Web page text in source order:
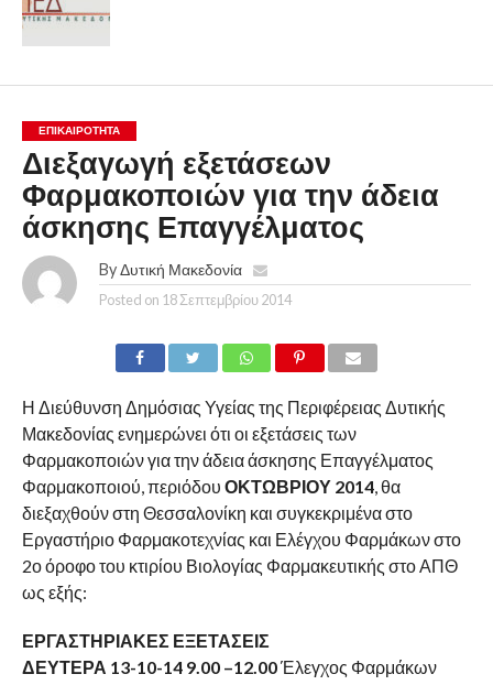
ΕΠΙΚΑΙΡΟΤΗΤΑ
Διεξαγωγή εξετάσεων
Φαρμακοποιών για την άδεια
άσκησης Επαγγέλματος
By Δυτική Μακεδονία
Posted on 18 Σεπτεμβρίου 2014
Η Διεύθυνση Δημόσιας Υγείας της Περιφέρειας Δυτικής
Μακεδονίας ενημερώνει ότι οι εξετάσεις των
Φαρμακοποιών για την άδεια άσκησης Επαγγέλματος
Φαρμακοποιού, περιόδου ΟΚΤΩΒΡΙΟΥ 2014, θα
διεξαχθούν στη Θεσσαλονίκη και συγκεκριμένα στο
Εργαστήριο Φαρμακοτεχνίας και Ελέγχου Φαρμάκων στο
2ο όροφο του κτιρίου Βιολογίας Φαρμακευτικής στο ΑΠΘ
ως εξής:
ΕΡΓΑΣΤΗΡΙΑΚΕΣ ΕΞΕΤΑΣΕΙΣ
ΔΕΥΤΕΡΑ 13-10-14 9.00 –12.00Έλεγχος Φαρμάκων